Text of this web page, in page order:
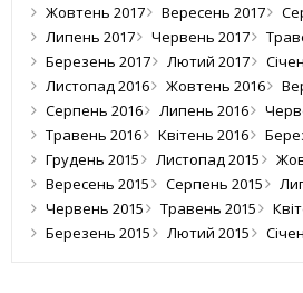
Жовтень 2017
Вересень 2017
Липень 2017
Червень 2017
Березень 2017
Лютий 2017
Листопад 2016
Жовтень 2016
Серпень 2016
Липень 2016
Травень 2016
Квітень 2016
Грудень 2015
Листопад 2015
Вересень 2015
Серпень 2015
Червень 2015
Травень 2015
Березень 2015
Лютий 2015